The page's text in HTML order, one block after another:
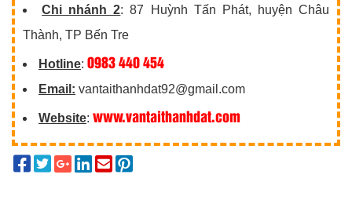
Chi nhánh 2: 87 Huỳnh Tấn Phát, huyện Châu
Thành, TP Bến Tre
Hotline: 0983 440 454
Email: vantaithanhdat92@gmail.com
Website: www.vantaithanhdat.com